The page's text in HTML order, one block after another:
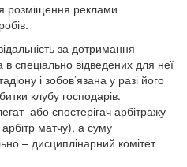
розміщення реклами
за дотримання
спеціально відведених для неї
і зобов’язана у разі його
клубу господарів.
або спостерігач арбітражу
арбітр матчу), а суму
– дисциплінарний комітет